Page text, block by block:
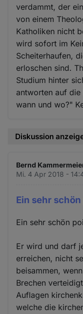
verdammt, der
von einem
Katholiken nicht
wird sofort im
Scheiterhaufen,
erloschen sind.
Studium hinter
antworten auf die
wann und wo?"
Diskussion
Bernd
Mi. 4 Apr 2018 -
Ein sehr
Ein sehr schön
Er wird und darf
erreichen, nicht
beisammen,
Brechen
Auflagen
welche die